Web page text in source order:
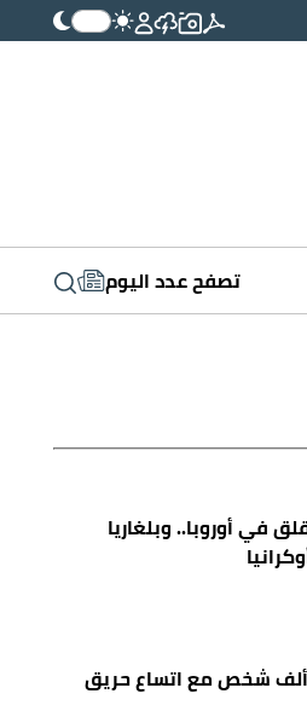
تصفح عدد اليوم
في أوروبا.. وبلغاريا
إجلاء أكثر من 20 ألف شخص مع اتساع حريق